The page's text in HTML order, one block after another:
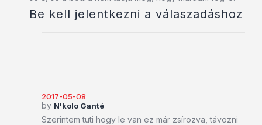
Be kell jelentkezni a válaszadáshoz
2017-05-08
by N'kolo Ganté
Szerintem tuti hogy le van ez már zsírozva, távozni